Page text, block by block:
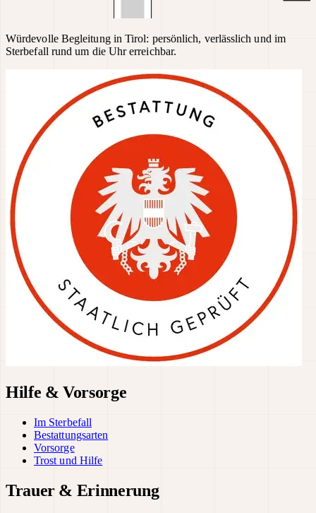
Würdevolle Begleitung in Tirol: persönlich, verlässlich und im
Sterbefall rund um die Uhr erreichbar.
Hilfe & Vorsorge
Im Sterbefall
Bestattungsarten
Vorsorge
Trost und Hilfe
Trauer & Erinnerung